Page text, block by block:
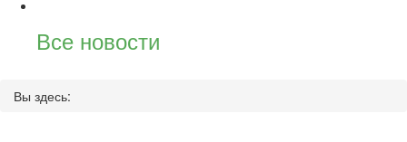
Все новости
Вы здесь: